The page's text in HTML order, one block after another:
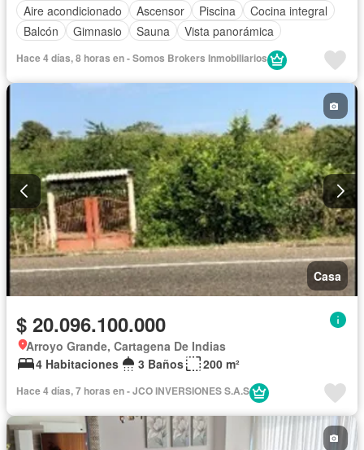
Aire acondicionado
Ascensor Piscina
Cocina integral
Balcón
Gimnasio Sauna Vista panorámica
Hace 4 días, 8 horas en - Somos Brokers Inmobiliarios
Casa
$ 20.096.100.000
Arroyo Grande, Cartagena De Indias
4 Habitaciones
3 Baños 200 m²
Hace 4 días, 7 horas en - JCO INVERSIONES S.A.S